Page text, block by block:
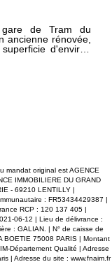
de Tram du
ancienne rénovée,
d'environ
sol. Honoraires
Consultez
mandat original est AGENCE
IMMOBILIERE DU GRAND
- 69210 LENTILLY |
: FR53434429387 |
RCP : 120 137 405 |
06-12 | Lieu de délivrance :
: GALIAN. | N° de caisse de
BOETIE 75008 PARIS | Montant
Département Qualité | Adresse
| Adresse du site : www.fnaim.fr